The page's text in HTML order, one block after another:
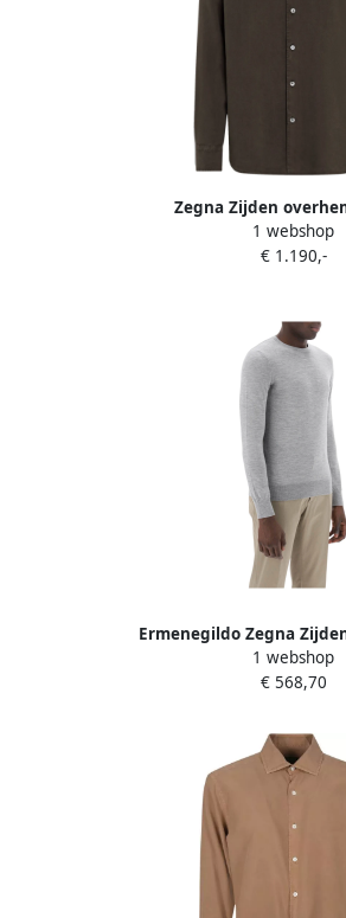
Zegna Zijden
1 webshop
€ 1.190,-
Ermenegildo Zegna
Crew-Neck Sweater
1 webshop
€ 568,70